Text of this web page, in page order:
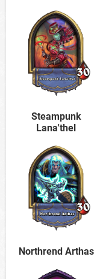
Steampunk
Lana'thel
Northrend Arthas